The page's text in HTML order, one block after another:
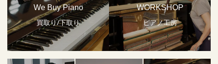
We Buy Piano
買取り/下取り
WORKSHOP
ピアノ工房